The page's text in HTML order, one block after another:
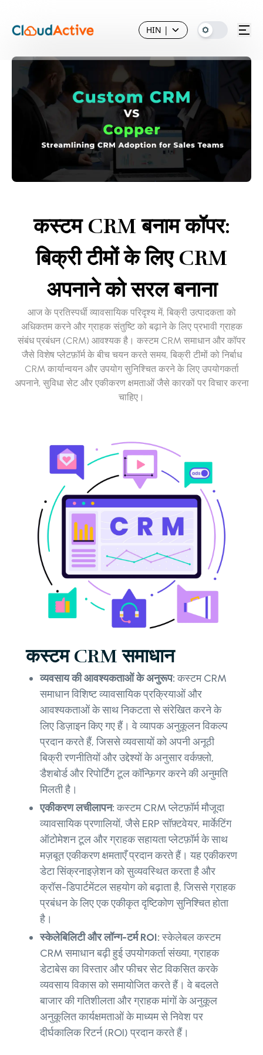
HIN |
कस्टम CRM बनाम कॉपर:
बिक्री टीमों के लिए CRM
अपनाने को सरल बनाना
आज के प्रतिस्पर्धी व्यावसायिक परिदृश्य में, बिक्री उत्पादकता को
अधिकतम करने और ग्राहक संतुष्टि को बढ़ाने के लिए प्रभावी ग्राहक
संबंध प्रबंधन (CRM) आवश्यक है। कस्टम CRM समाधान और कॉपर
जैसे विशेष प्लेटफ़ॉर्म के बीच चयन करते समय, बिक्री टीमों को निर्बाध
CRM कार्यान्वयन और उपयोग सुनिश्चित करने के लिए उपयोगकर्ता
अपनाने, सुविधा सेट और एकीकरण क्षमताओं जैसे कारकों पर विचार करना
चाहिए।
कस्टम CRM समाधान
व्यवसाय की आवश्यकताओं के अनुरूप:कस्टम CRM
समाधान विशिष्ट व्यावसायिक प्रक्रियाओं और
आवश्यकताओं के साथ निकटता से संरेखित करने के
लिए डिज़ाइन किए गए हैं। वे व्यापक अनुकूलन विकल्प
प्रदान करते हैं, जिससे व्यवसायों को अपनी अनूठी
बिक्री रणनीतियों और उद्देश्यों के अनुसार वर्कफ़्लो,
डैशबोर्ड और रिपोर्टिंग टूल कॉन्फ़िगर करने की अनुमति
मिलती है।
एकीकरण लचीलापन:कस्टम CRM प्लेटफ़ॉर्म मौजूदा
व्यावसायिक प्रणालियों, जैसे ERP सॉफ़्टवेयर, मार्केटिंग
ऑटोमेशन टूल और ग्राहक सहायता प्लेटफ़ॉर्म के साथ
मज़बूत एकीकरण क्षमताएँ प्रदान करते हैं। यह एकीकरण
डेटा सिंक्रनाइज़ेशन को सुव्यवस्थित करता है और
क्रॉस-डिपार्टमेंटल सहयोग को बढ़ाता है, जिससे ग्राहक
प्रबंधन के लिए एक एकीकृत दृष्टिकोण सुनिश्चित होता
है।
स्केलेबिलिटी और लॉन्ग-टर्म ROI:स्केलेबल कस्टम
CRM समाधान बढ़ी हुई उपयोगकर्ता संख्या, ग्राहक
डेटाबेस का विस्तार और फीचर सेट विकसित करके
व्यवसाय विकास को समायोजित करते हैं। वे बदलते
बाजार की गतिशीलता और ग्राहक मांगों के अनुकूल
अनुकूलित कार्यक्षमताओं के माध्यम से निवेश पर
दीर्घकालिक रिटर्न (ROI) प्रदान करते हैं।